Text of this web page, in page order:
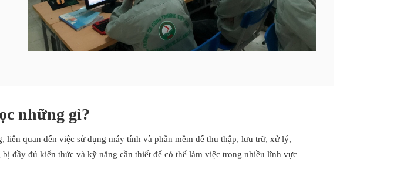
những gì?
liên quan đến việc sử dụng máy tính và phần mềm để thu thập, lưu trữ, xử lý,
đầy đủ kiến thức và kỹ năng cần thiết để có thể làm việc trong nhiều lĩnh vực